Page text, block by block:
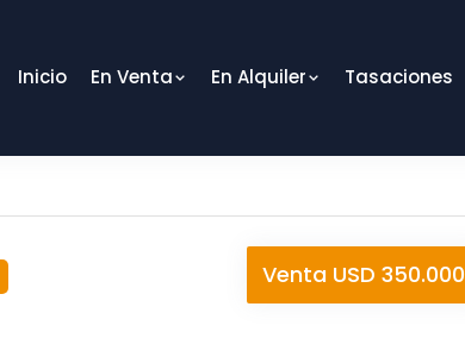
Inicio En Venta En Alquiler Tasaciones
Venta USD 350.000